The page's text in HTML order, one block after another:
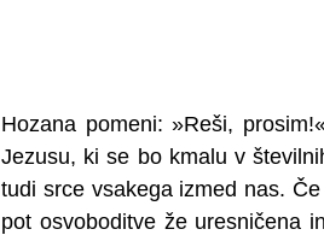
Hozana pomeni: »Reši,
Jezusu, ki se bo kmalu v
tudi srce vsakega izmed nas.
pot osvoboditve že uresničena